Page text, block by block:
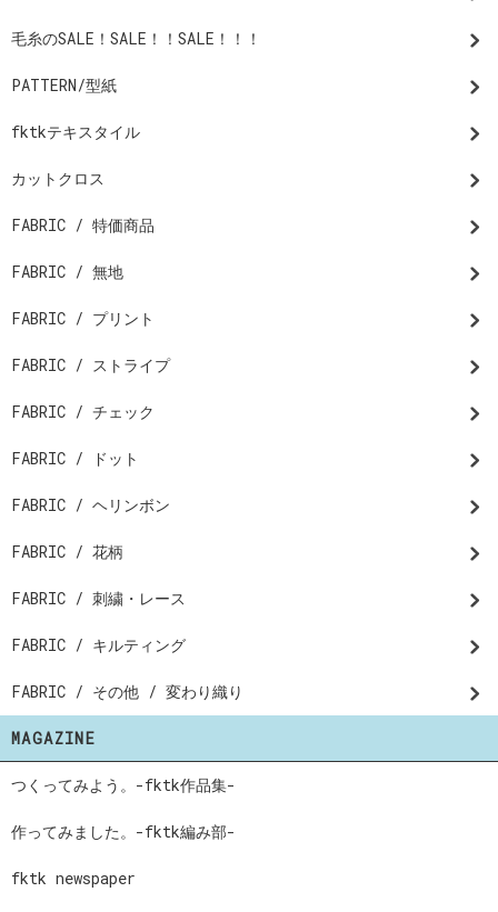
毛糸のSALE！SALE！！SALE！！！
PATTERN/型紙
fktkテキスタイル
カットクロス
FABRIC / 特価商品
FABRIC / 無地
FABRIC / プリント
FABRIC / ストライプ
FABRIC / チェック
FABRIC / ドット
FABRIC / ヘリンボン
FABRIC / 花柄
FABRIC / 刺繍・レース
FABRIC / キルティング
FABRIC / その他 / 変わり織り
MAGAZINE
つくってみよう。-fktk作品集-
作ってみました。-fktk編み部-
fktk newspaper